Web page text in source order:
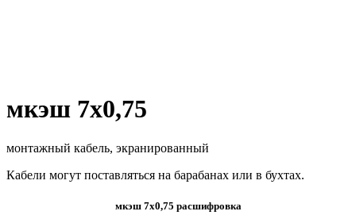
мкэш 7х0,75
монтажный кабель, экранированный
Кабели могут поставляться на барабанах или в бухтах.
мкэш 7х0,75 расшифровка